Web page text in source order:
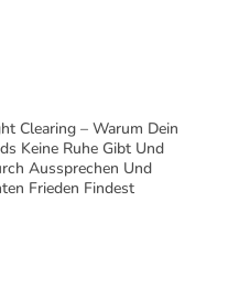
Clearing – Warum Dein
Keine Ruhe Gibt Und
Aussprechen Und
Frieden Findest